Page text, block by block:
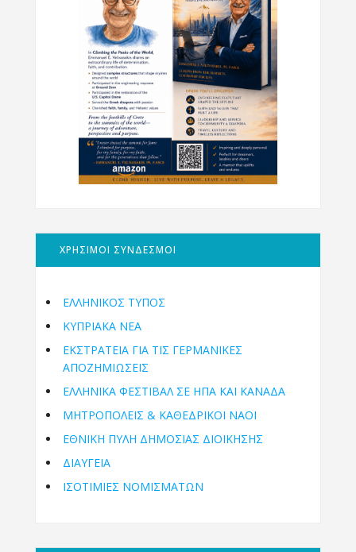
ΧΡΗΣΙΜΟΙ ΣΥΝΔΕΣΜΟΙ
ΕΛΛΗΝΙΚΟΣ ΤΥΠΟΣ
ΚΥΠΡΙΑΚΑ ΝΕΑ
ΕΚΣΤΡΑΤΕΙΑ ΓΙΑ ΤΙΣ ΓΕΡΜΑΝΙΚΕΣ
ΑΠΟΖΗΜΙΩΣΕΙΣ
ΕΛΛΗΝΙΚΆ ΦΕΣΤΙΒΆΛ ΣΕ ΗΠΑ ΚΑΙ ΚΑΝΑΔΑ
ΜΗΤΡΟΠΌΛΕΙΣ & ΚΑΘΕΔΡΙΚΟΊ ΝΑΟΊ
ΕΘΝΙΚΉ ΠΎΛΗ ΔΗΜΌΣΙΑΣ ΔΙΟΊΚΗΣΗΣ
ΔΙΑΥΓΕΙΑ
ΙΣΟΤΙΜΙΕΣ ΝΟΜΙΣΜΑΤΩΝ